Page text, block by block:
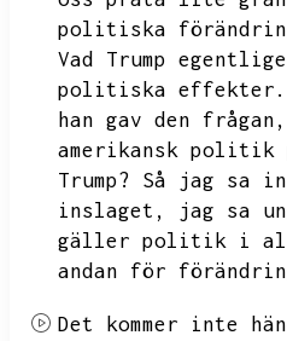
politiska
Vad Trump
politiska effekter.
han gav den frågan,
amerikansk politik
Trump?
Så jag sa
inslaget,
jag sa
gäller politik i
andan för
Det kommer inte